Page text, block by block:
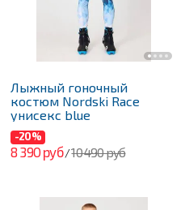
Лыжный гоночный
костюм Nordski Race
унисекс blue
-20%
8 390 руб/10 490 руб